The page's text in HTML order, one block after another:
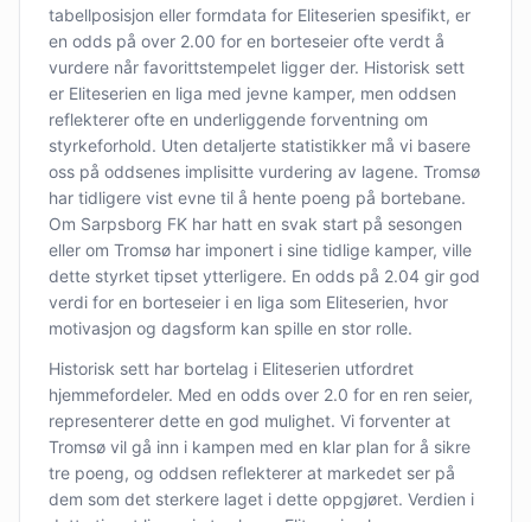
tabellposisjon eller formdata for Eliteserien spesifikt, er
en odds på over 2.00 for en borteseier ofte verdt å
vurdere når favorittstempelet ligger der. Historisk sett
er Eliteserien en liga med jevne kamper, men oddsen
reflekterer ofte en underliggende forventning om
styrkeforhold. Uten detaljerte statistikker må vi basere
oss på oddsenes implisitte vurdering av lagene. Tromsø
har tidligere vist evne til å hente poeng på bortebane.
Om Sarpsborg FK har hatt en svak start på sesongen
eller om Tromsø har imponert i sine tidlige kamper, ville
dette styrket tipset ytterligere. En odds på 2.04 gir god
verdi for en borteseier i en liga som Eliteserien, hvor
motivasjon og dagsform kan spille en stor rolle.
Historisk sett har bortelag i Eliteserien utfordret
hjemmefordeler. Med en odds over 2.0 for en ren seier,
representerer dette en god mulighet. Vi forventer at
Tromsø vil gå inn i kampen med en klar plan for å sikre
tre poeng, og oddsen reflekterer at markedet ser på
dem som det sterkere laget i dette oppgjøret. Verdien i